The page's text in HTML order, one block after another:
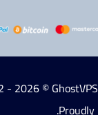
- 2026 ©
Proudly